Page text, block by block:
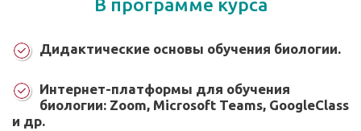
В программе курса
Дидактические основы обучения биологии.
Интернет-платформы для обучения
биологии: Zoom, Microsoft Teams, GoogleClass
и др.